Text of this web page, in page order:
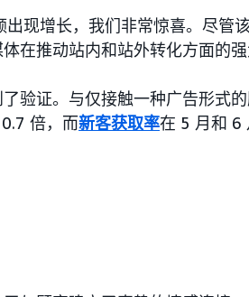
现增长，我们非常惊喜。尽管
在推动站内和站外转化方面的强
验证。与仅接触一种广告形式
倍，而新客获取率在 5 月和 6